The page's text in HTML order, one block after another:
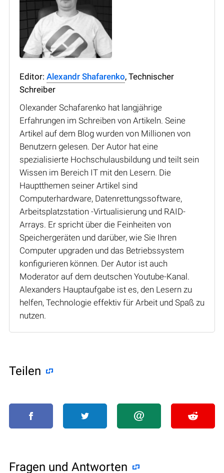
Editor: Alexandr Shafarenko, Technischer
Schreiber
Olexander Schafarenko hat langjährige
Erfahrungen im Schreiben von Artikeln. Seine
Artikel auf dem Blog wurden von Millionen von
Benutzern gelesen. Der Autor hat eine
spezialisierte Hochschulausbildung und teilt sein
Wissen im Bereich IT mit den Lesern. Die
Hauptthemen seiner Artikel sind
Computerhardware, Datenrettungssoftware,
Arbeitsplatzstation -Virtualisierung und RAID-
Arrays. Er spricht über die Feinheiten von
Speichergeräten und darüber, wie Sie Ihren
Computer upgraden und das Betriebssystem
konfigurieren können. Der Autor ist auch
Moderator auf dem deutschen Youtube-Kanal.
Alexanders Hauptaufgabe ist es, den Lesern zu
helfen, Technologie effektiv für Arbeit und Spaß zu
nutzen.
Teilen
Fragen und Antworten